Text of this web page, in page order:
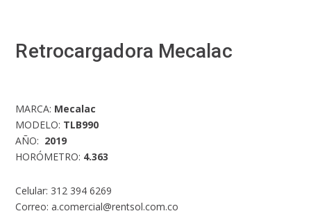
Retrocargadora Mecalac
MARCA: Mecalac
MODELO: TLB990
AÑO: 2019
HORÓMETRO: 4.363
Celular: 312 394 6269
Correo: a.comercial@rentsol.com.co